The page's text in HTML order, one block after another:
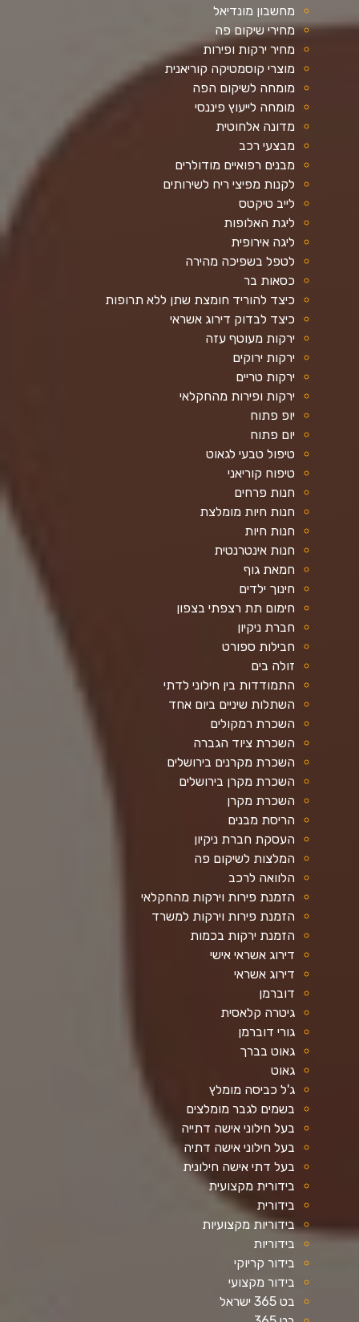
מחשבון מונדיאל
מחירי שיקום פה
מחיר ירקות ופירות
מוצרי קוסמטיקה קוריאנית
מומחה לשיקום הפה
מומחה לייעוץ פיננסי
מדונה אלחוטית
מבצעי רכב
מבנים רפואיים מודולרים
לקנות מפיצי ריח לשירותים
לייב טיקטס
ליגת האלופות
ליגה אירופית
לטפל בשפיכה מהירה
כסאות בר
כיצד להוריד חומצת שתן ללא תרופות
כיצד לבדוק דירוג אשראי
ירקות מעוטף עזה
ירקות ירוקים
ירקות טריים
ירקות ופירות מהחקלאי
יופ פתוח
יום פתוח
טיפול טבעי לגאוט
טיפוח קוריאני
חנות פרחים
חנות חיות מומלצת
חנות חיות
חנות אינטרנטית
חמאת גוף
חינוך ילדים
חימום תת רצפתי בצפון
חברת ניקיון
חבילות ספורט
זולה בים
התמודדות בין חילוני לדתי
השתלות שיניים ביום אחד
השכרת רמקולים
השכרת ציוד הגברה
השכרת מקרנים בירושלים
השכרת מקרן בירושלים
השכרת מקרן
הריסת מבנים
העסקת חברת ניקיון
המלצות לשיקום פה
הלוואה לרכב
הזמנת פירות וירקות מהחקלאי
הזמנת פירות וירקות למשרד
הזמנת ירקות בכמות
דירוג אשראי אישי
דירוג אשראי
דוברמן
גיטרה קלאסית
גורי דוברמן
גאוט בברך
גאוט
ג'ל כביסה מומלץ
בשמים לגבר מומלצים
בעל חילוני אישה דתייה
בעל חילוני אישה דתיה
בעל דתי אישה חילונית
בידורית מקצועית
בידורית
בידוריות מקצועיות
בידוריות
בידור קריוקי
בידור מקצועי
בט 365 ישראל